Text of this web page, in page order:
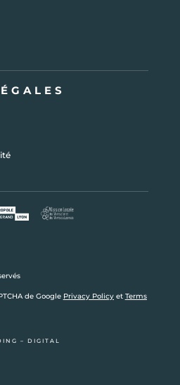
de Google Privacy Policyet Terms
– DIGITAL